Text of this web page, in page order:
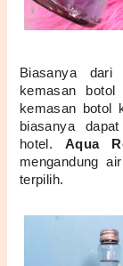
Biasanya
kemasan
kemasan botol
biasanya
hotel. Aqua
mengandung
terpilih.